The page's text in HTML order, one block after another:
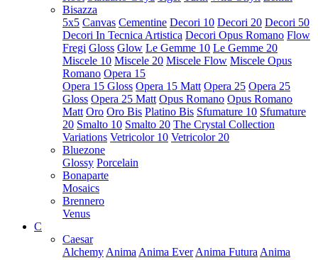
Bisazza
5x5 Canvas Cementine Decori 10 Decori 20 Decori 50
Decori In Tecnica Artistica Decori Opus Romano Flow
Fregi Gloss Glow Le Gemme 10 Le Gemme 20
Miscele 10 Miscele 20 Miscele Flow Miscele Opus
Romano Opera 15
Opera 15 Gloss Opera 15 Matt Opera 25 Opera 25
Gloss Opera 25 Matt Opus Romano Opus Romano
Matt Oro Oro Bis Platino Bis Sfumature 10 Sfumature
20 Smalto 10 Smalto 20 The Crystal Collection
Variations Vetricolor 10 Vetricolor 20
Bluezone
Glossy Porcelain
Bonaparte
Mosaics
Brennero
Venus
C
Caesar
Alchemy Anima Anima Ever Anima Futura Anima